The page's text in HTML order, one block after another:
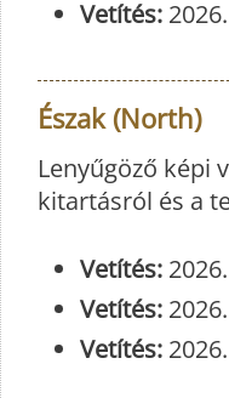
Vetítés:
Észak (North)
Lenyűgöző képi
kitartásról és a
Vetítés:
Vetítés:
Vetítés: